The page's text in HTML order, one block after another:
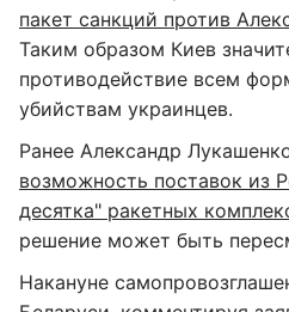
пакет санкций против
Таким образом Киев
противодействие всем
убийствам украинцев.
Ранее Александр
возможность поставок из
десятка" ракетных
решение может быть
Накануне